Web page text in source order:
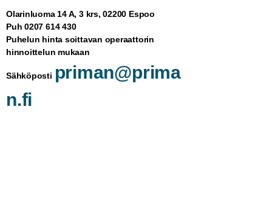
Olarinluoma 14 A, 3 krs, 02200 Espoo
Puh 0207 614 430
Puhelun hinta soittavan operaattorin
hinnoittelun mukaan
Sähköposti priman@prima
n.fi